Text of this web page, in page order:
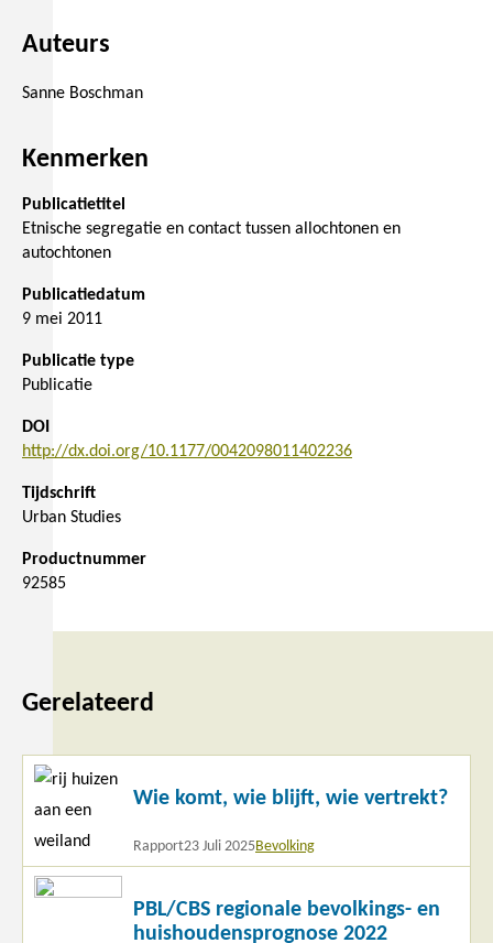
Auteurs
Sanne Boschman
Kenmerken
Publicatietitel
Etnische segregatie en contact tussen allochtonen en
autochtonen
Publicatiedatum
9 mei 2011
Publicatie type
Publicatie
DOI
http://dx.doi.org/10.1177/0042098011402236
Tijdschrift
Urban Studies
Productnummer
92585
Gerelateerd
Wie komt, wie blijft, wie vertrekt?
Rapport23 Juli 2025Bevolking
Lees
PBL/CBS regionale bevolkings- en
huishoudensprognose 2022
Lees